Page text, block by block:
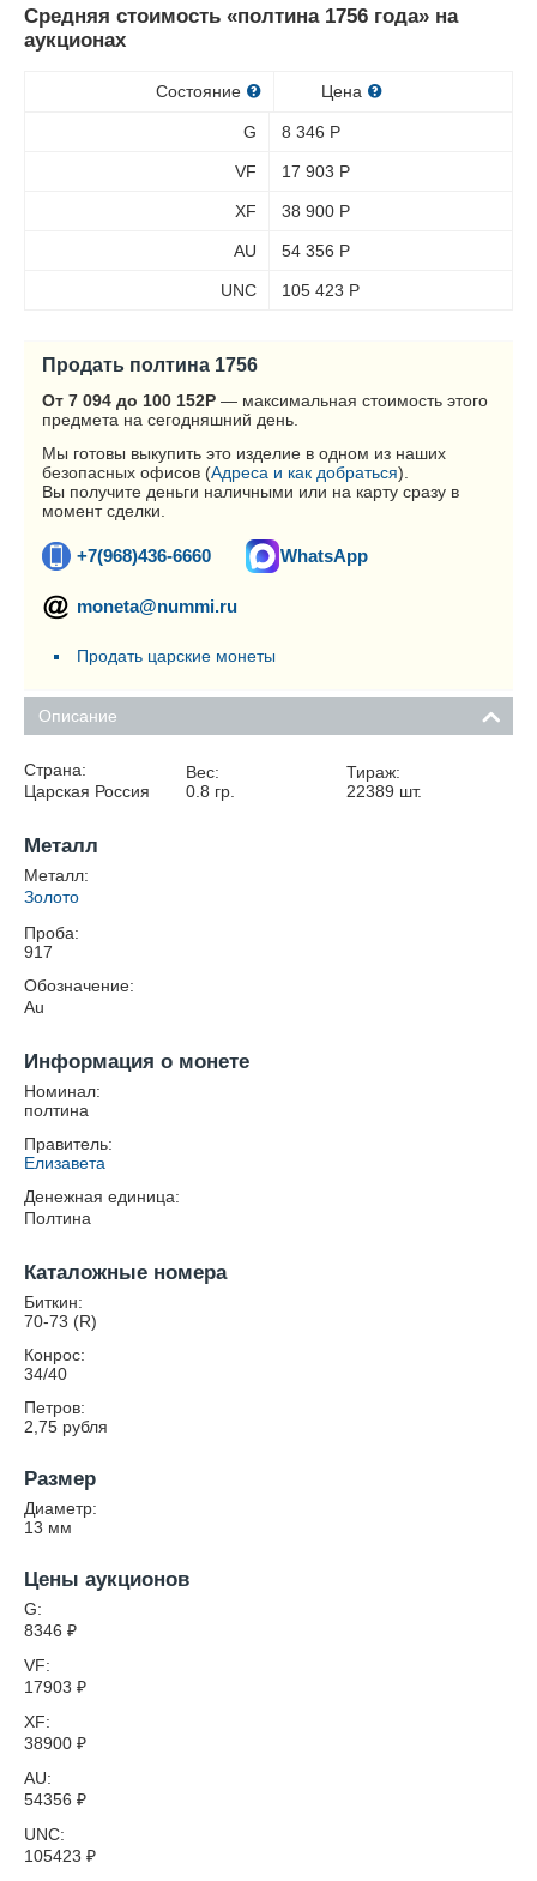
Средняя стоимость «полтина 1756 года» на
аукционах
Состояние Цена
G 8 346 Р
VF 17 903 Р
XF 38 900 Р
AU 54 356 Р
UNC 105 423 Р
Продать полтина 1756
От 7 094 до 100 152Р — максимальная стоимость этого
предмета на сегодняшний день.
Мы готовы выкупить это изделие в одном из наших
безопасных офисов (Адреса и как добраться).
Вы получите деньги наличными или на карту сразу в
момент сделки.
+7(968)436-6660 WhatsApp
moneta@nummi.ru
Продать царские монеты
Описание
Страна:
Царская Россия
Вес:
0.8 гр.
Тираж:
22389 шт.
Металл
Металл:
Золото
Проба:
917
Обозначение:
Au
Информация о монете
Номинал:
полтина
Правитель:
Елизавета
Денежная единица:
Полтина
Каталожные номера
Биткин:
70-73 (R)
Конрос:
34/40
Петров:
2,75 рубля
Размер
Диаметр:
13 мм
Цены аукционов
G:
8346 ₽
VF:
17903 ₽
XF:
38900 ₽
AU:
54356 ₽
UNC:
105423 ₽